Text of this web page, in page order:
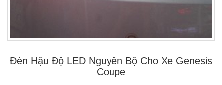
Đèn Hậu Độ LED Nguyên Bộ Cho Xe Genesis
Coupe